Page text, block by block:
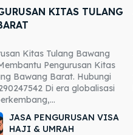
KITAS TULANG
Kitas Tulang Bawang
Pengurusan Kitas
Bawang Barat. Hubungi
Di era globalisasi
JASA PENGURUSAN VISA
HAJI & UMRAH